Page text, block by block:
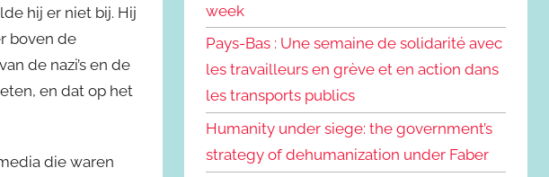
hij er niet bij. Hij
boven de
de nazi’s en de
en dat op het
die waren
week
Pays-Bas : Une semaine de solidarité avec
les travailleurs en grève et en action dans
les transports publics
Humanity under siege: the government’s
strategy of dehumanization under Faber